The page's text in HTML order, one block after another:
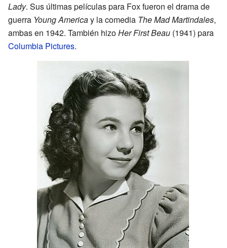
Lady. Sus últimas películas para Fox fueron el drama de
guerra Young Americay la comedia The Mad Martindales,
ambas en 1942. También hizoHer First Beau (1941) para
Columbia Pictures.